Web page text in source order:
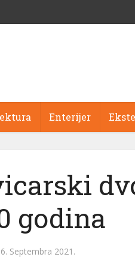
Enterijer
godina
Septembra 2021.